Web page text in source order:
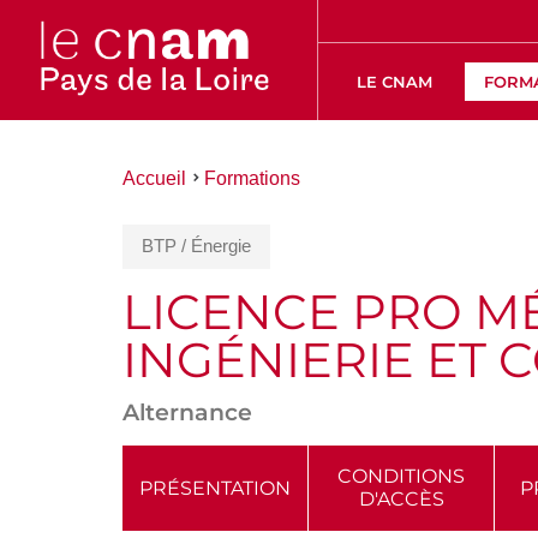
LE CNAM
Vous
Accueil Formations
BTP / Énergie
LICENCE PRO
INGÉNIERIE ET
Alternance
ACCÉDER
PRÉSENTATION
CONDITIONS
D'ACCÈS